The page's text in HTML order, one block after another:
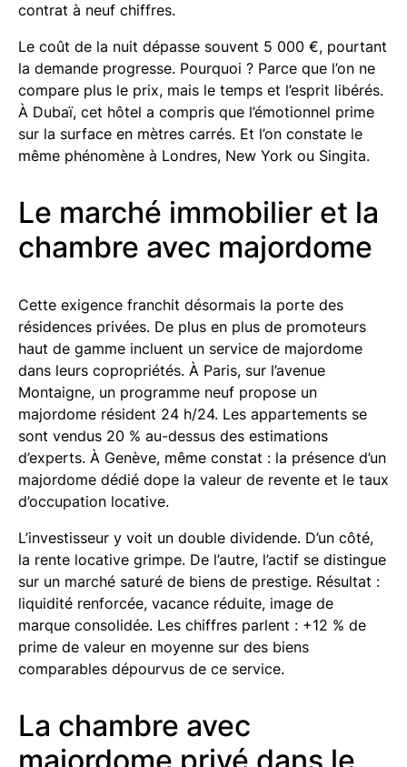
contrat à neuf chiffres.
Le coût de la nuit dépasse souvent 5 000 €, pourtant
la demande progresse. Pourquoi ? Parce que l’on ne
compare plus le prix, mais le temps et l’esprit libérés.
À Dubaï, cet hôtel a compris que l’émotionnel prime
sur la surface en mètres carrés. Et l’on constate le
même phénomène à Londres, New York ou Singita.
Le marché immobilier et la
chambre avec majordome
Cette exigence franchit désormais la porte des
résidences privées. De plus en plus de promoteurs
haut de gamme incluent un service de majordome
dans leurs copropriétés. À Paris, sur l’avenue
Montaigne, un programme neuf propose un
majordome résident 24 h/24. Les appartements se
sont vendus 20 % au-dessus des estimations
d’experts. À Genève, même constat : la présence d’un
majordome dédié dope la valeur de revente et le taux
d’occupation locative.
L’investisseur y voit un double dividende. D’un côté,
la rente locative grimpe. De l’autre, l’actif se distingue
sur un marché saturé de biens de prestige. Résultat :
liquidité renforcée, vacance réduite, image de
marque consolidée. Les chiffres parlent : +12 % de
prime de valeur en moyenne sur des biens
comparables dépourvus de ce service.
La chambre avec